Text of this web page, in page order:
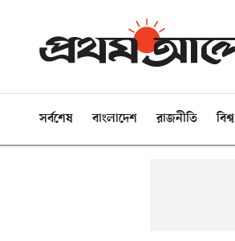
সর্বশেষ বাংলাদেশ রাজনীতি বিশ্ব